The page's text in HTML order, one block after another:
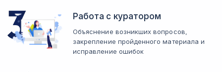
Работа с куратором
Объяснение возникших вопросов,
закрепление пройденного материала и
исправление ошибок